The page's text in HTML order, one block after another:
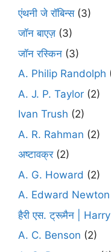
एंथनी जे रॉबिन्स(3)
जॉन बाएज़ (3)
जॉन रस्किन (3)
A. Philip Randolph
A. J. P. Taylor (2)
Ivan Trush (2)
A. R. Rahman (2)
अष्टावक्र(2)
A. G. Howard (2)
A. Edward Newton
हैरी एस. ट्रूमैन |
A. C. Benson (2)